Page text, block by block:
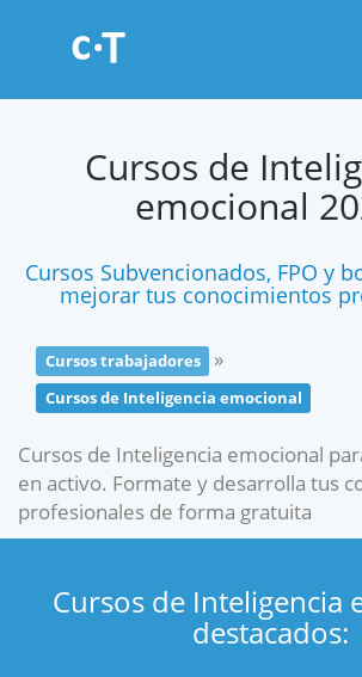
Cursos de
emocional
Cursos Subvencionados, FPO y
mejorar tus conocimientos
Cursos trabajadores »
Cursos de Inteligencia emocional
Cursos de Inteligencia emocional
en activo. Formate y desarrolla tus
profesionales de forma gratuita
Cursos de Inteligencia
destacados: